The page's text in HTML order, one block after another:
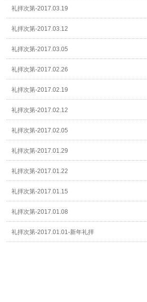
礼拝次第-2017.03.19
礼拝次第-2017.03.12
礼拝次第-2017.03.05
礼拝次第-2017.02.26
礼拝次第-2017.02.19
礼拝次第-2017.02.12
礼拝次第-2017.02.05
礼拝次第-2017.01.29
礼拝次第-2017.01.22
礼拝次第-2017.01.15
礼拝次第-2017.01.08
礼拝次第-2017.01.01-新年礼拝